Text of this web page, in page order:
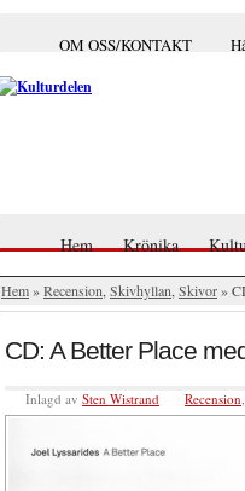
OM OSS/KONTAKT
Hem Krönika
Hem»Recension Skivhyllan Skivor»
CD: A Better Place
Inlagd av Sten Wistrand Recension,